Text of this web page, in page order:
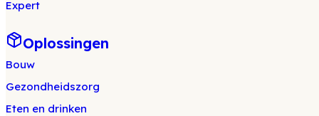
Expert
Oplossingen
Bouw
Gezondheidszorg
Eten en drinken